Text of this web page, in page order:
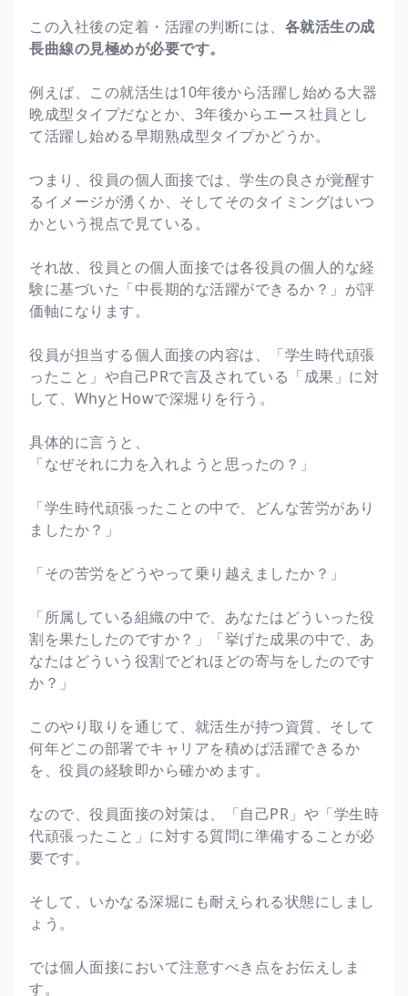
この入社後の定着・活躍の判断には、 各就活生の成
長曲線の見極めが必要です。
例えば、この就活生は10年後から活躍し始める大器
晩成型タイプだなとか、3年後からエース社員とし
て活躍し始める早期熟成型タイプかどうか。
つまり、役員の個人面接では、学生の良さが覚醒す
るイメージが湧くか、そしてそのタイミングはいつ
かという視点で見ている。
それ故、役員との個人面接では各役員の個人的な経
験に基づいた「中長期的な活躍ができるか？」が評
価軸になります。
役員が担当する個人面接の内容は、「学生時代頑張
ったこと」や自己PRで言及されている「成果」に対
して、WhyとHowで深堀りを行う。
具体的に言うと、
「なぜそれに力を入れようと思ったの？」
「学生時代頑張ったことの中で、どんな苦労があり
ましたか？」
「その苦労をどうやって乗り越えましたか？」
「所属している組織の中で、あなたはどういった役
割を果たしたのですか？」「挙げた成果の中で、あ
なたはどういう役割でどれほどの寄与をしたのです
か？」
このやり取りを通じて、就活生が持つ資質、そして
何年どこの部署でキャリアを積めば活躍できるか
を、役員の経験即から確かめます。
なので、役員面接の対策は、「自己PR」や「学生時
代頑張ったこと」に対する質問に準備することが必
要です。
そして、いかなる深堀にも耐えられる状態にしまし
ょう。
では個人面接において注意すべき点をお伝えしま
す。